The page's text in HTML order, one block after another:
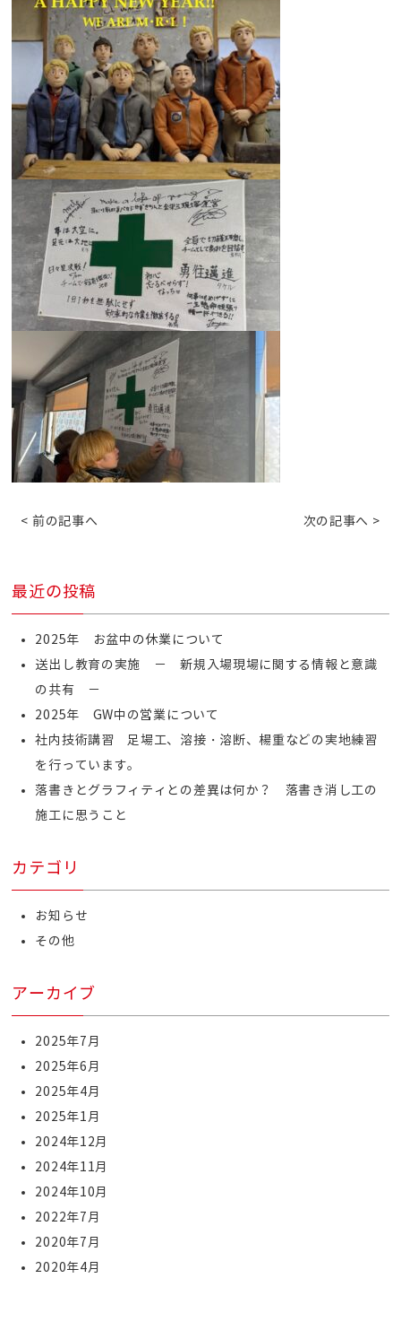
< 前の記事へ 次の記事へ >
最近の投稿
2025年 お盆中の休業について
送出し教育の実施 － 新規入場現場に関する情報と意識
の共有 －
2025年 GW中の営業について
社内技術講習 足場工、溶接・溶断、楊重などの実地練習
を行っています。
落書きとグラフィティとの差異は何か？ 落書き消し工の
施工に思うこと
カテゴリ
お知らせ
その他
アーカイブ
2025年7月
2025年6月
2025年4月
2025年1月
2024年12月
2024年11月
2024年10月
2022年7月
2020年7月
2020年4月